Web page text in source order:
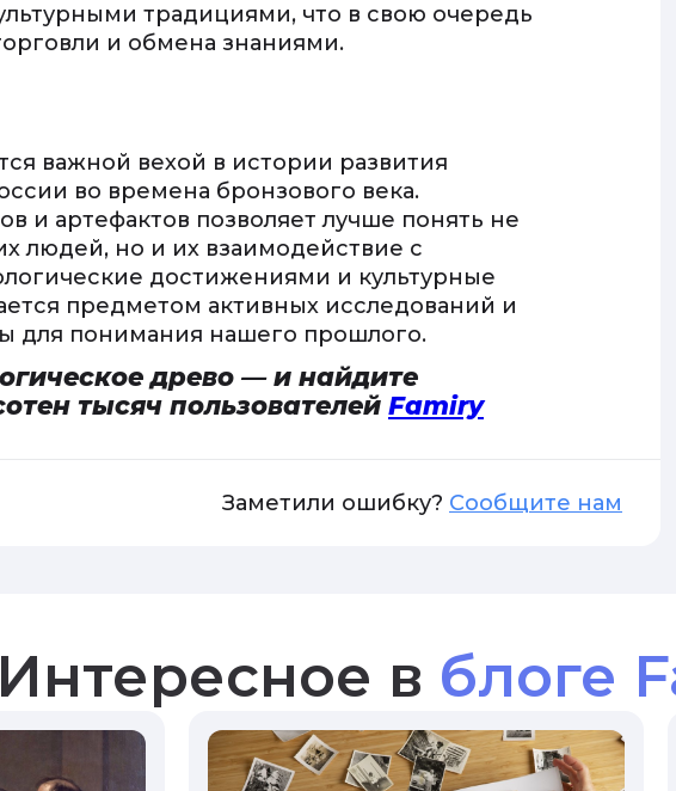
традициями, что в свою очередь
и обмена знаниями.
важной вехой в истории развития
во времена бронзового века.
и артефактов позволяет лучше понять не
людей, но и их взаимодействие с
достижениями и культурные
предметом активных исследований и
для понимания нашего прошлого.
древо — и найдите
тысяч пользователей Famiry
Заметили ошибку? Сообщите нам
Интересное в блоге